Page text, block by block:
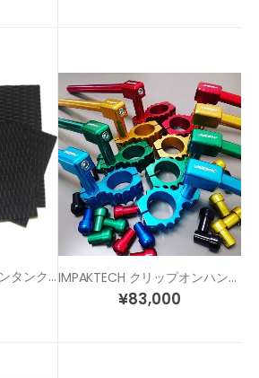
HT MOTO トラクションタンクパッド (40cm x 50cm) IMPAKTECH クリップオンハンドル
¥83,000